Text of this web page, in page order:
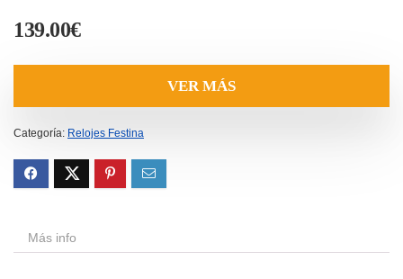
139.00€
VER MÁS
Categoría: Relojes Festina
Más info